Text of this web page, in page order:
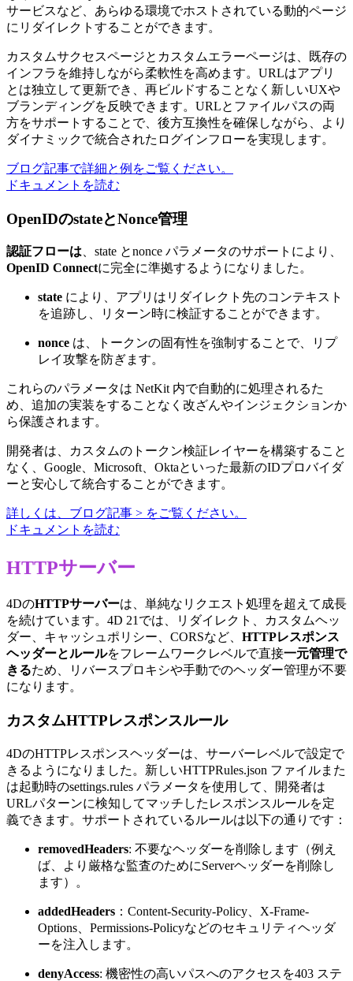
サービスなど、あらゆる環境でホストされている動的ページ
にリダイレクトすることができます。
カスタムサクセスページとカスタムエラーページは、既存の
インフラを維持しながら柔軟性を高めます。URLはアプリ
とは独立して更新でき、再ビルドすることなく新しいUXや
ブランディングを反映できます。URLとファイルパスの両
方をサポートすることで、後方互換性を確保しながら、より
ダイナミックで統合されたログインフローを実現します。
ブログ記事で詳細と例をご覧ください。
ドキュメントを読む
OpenIDのstateとNonce管理
認証フローは、 state とnonce パラメータのサポートにより、
OpenID Connectに完全に準拠するようになりました。
state により、アプリはリダイレクト先のコンテキスト
を追跡し、リターン時に検証することができます。
nonce は、トークンの固有性を強制することで、リプ
レイ攻撃を防ぎます。
これらのパラメータは NetKit 内で自動的に処理されるた
め、追加の実装をすることなく改ざんやインジェクションか
ら保護されます。
開発者は、カスタムのトークン検証レイヤーを構築すること
なく、Google、Microsoft、Oktaといった最新のIDプロバイダ
ーと安心して統合することができます。
詳しくは、ブログ記事 > をご覧ください。
ドキュメントを読む
HTTPサーバー
4DのHTTPサーバーは、単純なリクエスト処理を超えて成長
を続けています。4D 21では、リダイレクト、カスタムヘッ
ダー、キャッシュポリシー、CORSなど、 HTTPレスポンス
ヘッダーとルールをフレームワークレベルで直接一元管理で
きるため、リバースプロキシや手動でのヘッダー管理が不要
になります。
カスタムHTTPレスポンスルール
4DのHTTPレスポンスヘッダーは、サーバーレベルで設定で
きるようになりました。新しいHTTPRules.json ファイルまた
は起動時のsettings.rules パラメータを使用して、開発者は
URLパターンに検知してマッチしたレスポンスルールを定
義できます。サポートされているルールは以下の通りです：
removedHeaders: 不要なヘッダーを削除します（例え
ば、より厳格な監査のためにServerヘッダーを削除し
ます）。
addedHeaders ：Content-Security-Policy、X-Frame-
Options、Permissions-Policyなどのセキュリティヘッダ
ーを注入します。
denyAccess: 機密性の高いパスへのアクセスを403 ステ